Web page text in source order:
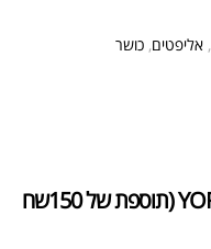
, אליפטים, כושר
(תוספת של 150שח